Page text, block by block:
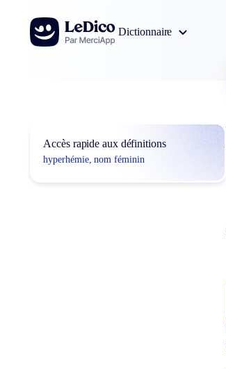
Aller au contenu
Dictionnaire
Accès rapide aux définitions
hyperhémie, nom féminin